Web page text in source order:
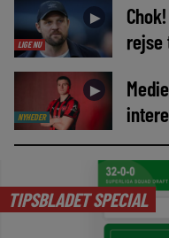
LIGE NU
►
rejse
NYHEDER
►
TIPSBLADET SPECIAL